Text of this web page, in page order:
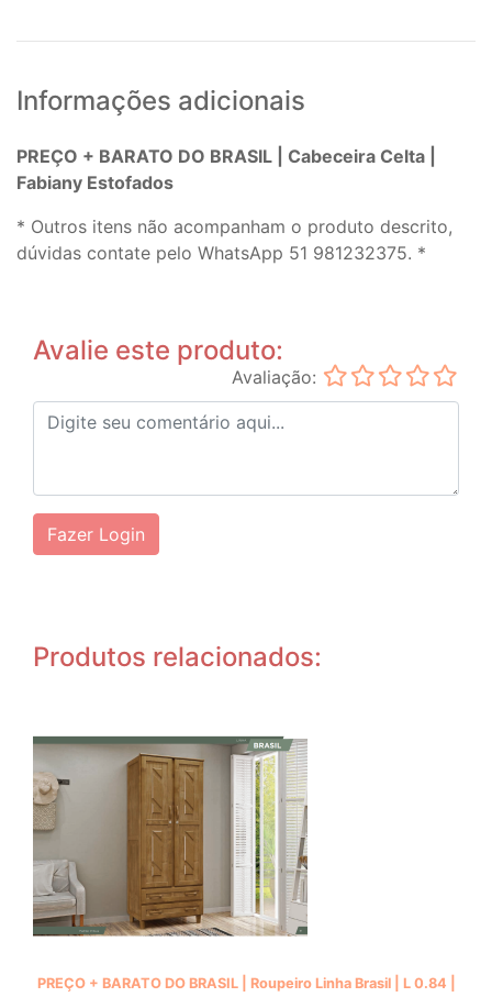
Informações adicionais
PREÇO + BARATO DO BRASIL | Cabeceira Celta |
Fabiany Estofados
* Outros itens não acompanham o produto descrito,
dúvidas contate pelo WhatsApp 51 981232375. *
Avalie este produto:
Avaliação:
Fazer Login
Produtos relacionados:
PREÇO + BARATO DO BRASIL | Roupeiro Linha Brasil | L 0.84 |